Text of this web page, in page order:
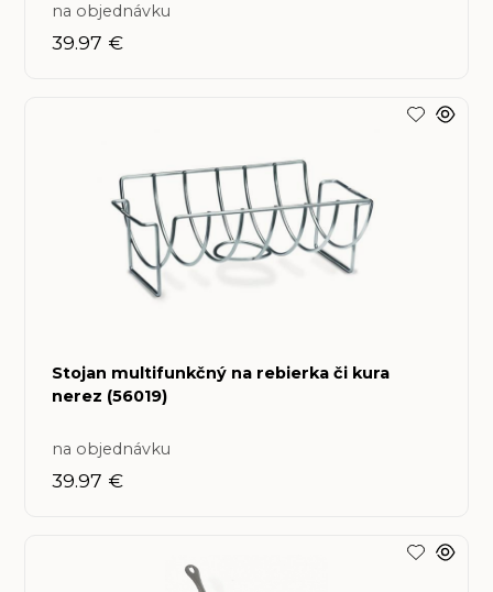
na objednávku
39.97 €
Stojan multifunkčný na rebierka či kura
nerez (56019)
na objednávku
39.97 €